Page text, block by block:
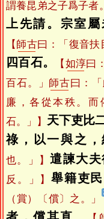
謂養昆弟之子爲子者
上先請。宗室屬
【 師古曰：「復音扶
四百石。
【 如淳曰
百石。」 師古曰：
廉，各從本秩。
石。」】 天下吏比
祿，以一與之，
也。」】遣諫大夫
反。」】舉籍吏民
（賞）〔償〕之。」